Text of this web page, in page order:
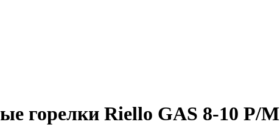
горелки Riello GAS 8-10 P/M